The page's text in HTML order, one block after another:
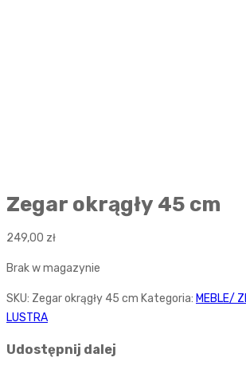
Zegar okrągły 45 cm
249,00 zł
Brak w magazynie
SKU: Zegar okrągły 45 cm Kategoria: MEBLE/
LUSTRA
Udostępnij dalej